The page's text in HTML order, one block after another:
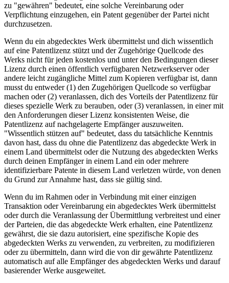
zu "gewähren" bedeutet, eine solche Vereinbarung oder
Verpflichtung einzugehen, ein Patent gegenüber der Partei nicht
durchzusetzen.
Wenn du ein abgedecktes Werk übermittelst und dich wissentlich
auf eine Patentlizenz stützt und der Zugehörige Quellcode des
Werks nicht für jeden kostenlos und unter den Bedingungen dieser
Lizenz durch einen öffentlich verfügbaren Netzwerkserver oder
andere leicht zugängliche Mittel zum Kopieren verfügbar ist, dann
musst du entweder (1) den Zugehörigen Quellcode so verfügbar
machen oder (2) veranlassen, dich des Vorteils der Patentlizenz für
dieses spezielle Werk zu berauben, oder (3) veranlassen, in einer mit
den Anforderungen dieser Lizenz konsistenten Weise, die
Patentlizenz auf nachgelagerte Empfänger auszuweiten.
"Wissentlich stützen auf" bedeutet, dass du tatsächliche Kenntnis
davon hast, dass du ohne die Patentlizenz das abgedeckte Werk in
einem Land übermittelst oder die Nutzung des abgedeckten Werks
durch deinen Empfänger in einem Land ein oder mehrere
identifizierbare Patente in diesem Land verletzen würde, von denen
du Grund zur Annahme hast, dass sie gültig sind.
Wenn du im Rahmen oder in Verbindung mit einer einzigen
Transaktion oder Vereinbarung ein abgedecktes Werk übermittelst
oder durch die Veranlassung der Übermittlung verbreitest und einer
der Parteien, die das abgedeckte Werk erhalten, eine Patentlizenz
gewährst, die sie dazu autorisiert, eine spezifische Kopie des
abgedeckten Werks zu verwenden, zu verbreiten, zu modifizieren
oder zu übermitteln, dann wird die von dir gewährte Patentlizenz
automatisch auf alle Empfänger des abgedeckten Werks und darauf
basierender Werke ausgeweitet.